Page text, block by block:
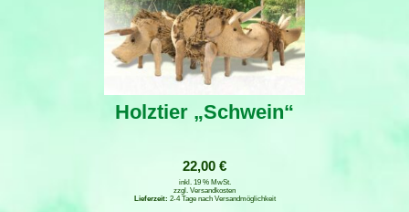
Holztier „Schwein“
22,00 €
inkl. 19 % MwSt.
zzgl. Versandkosten
2-4 Tage nach Versandmöglichkeit